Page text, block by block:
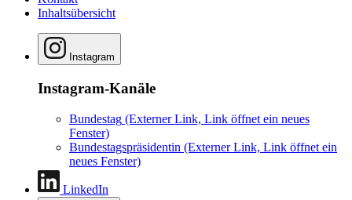
Inhaltsübersicht
Instagram
Instagram-Kanäle
Bundestag (Externer Link, Link öffnet ein neues
Fenster)
Bundestagspräsidentin (Externer Link, Link öffnet ein
neues Fenster)
LinkedIn